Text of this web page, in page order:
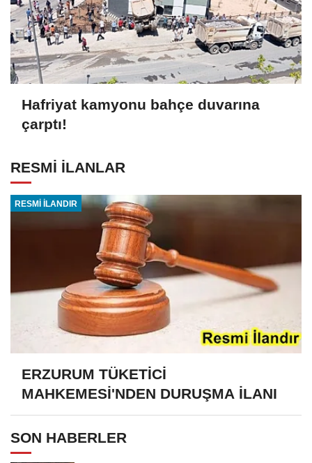
Hafriyat kamyonu bahçe duvarına
çarptı!
RESMİ İLANLAR
RESMİ İLANDIR
ERZURUM TÜKETİCİ
MAHKEMESİ'NDEN DURUŞMA İLANI
SON HABERLER